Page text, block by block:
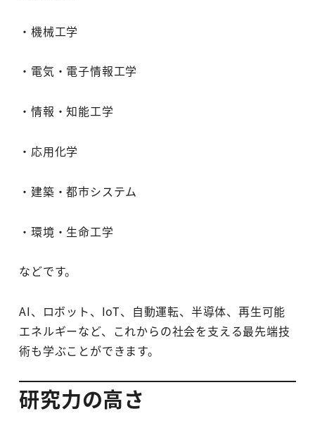
・機械工学
・電気・電子情報工学
・情報・知能工学
・応用化学
・建築・都市システム
・環境・生命工学
などです。
AI、ロボット、IoT、自動運転、半導体、再生可能
エネルギーなど、これからの社会を支える最先端技
術も学ぶことができます。
研究力の高さ